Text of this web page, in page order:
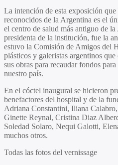
La intención de esta exposición que
reconocidos de la Argentina es el
el centro de salud más antiguo de
presidenta de la institución, fue la
estuvo la Comisión de Amigos del
plásticos y galeristas argentinos
sus obras para recaudar fondos
nuestro país.
En el cóctel inaugural se hicieron
benefactores del hospital y de la
Adriana Constantini, Iliana
Ginette Reynal, Cristina Diaz
Soledad Solaro, Nequi Galotti,
muchos otros.
Todas las fotos del vernissage